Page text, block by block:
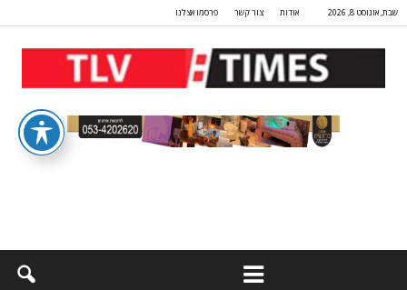
שבת, אוגוסט 8, 2026 אודות צור קשר פרסמו אצלנו